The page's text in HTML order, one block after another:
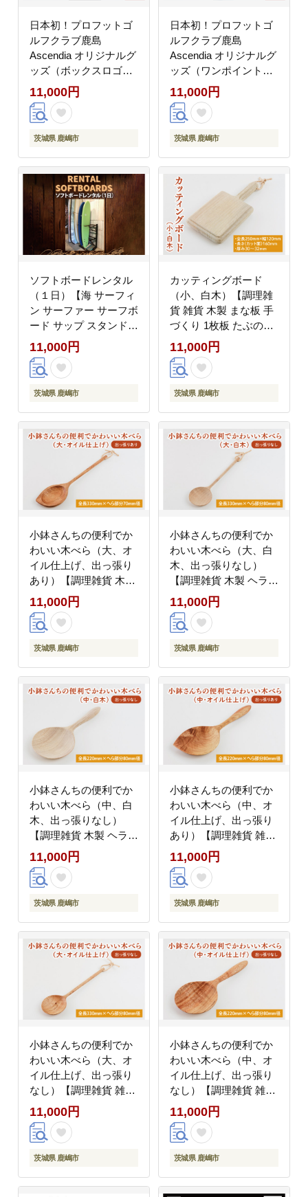
日本初！プロフットゴ
ルフクラブ鹿島
Ascendia オリジナルグ
ッズ（ボックスロゴT
シャツ）【 スポーツ サ
ッカー ゴルフ ロゴＴシ
ャツ グッズ 茨城県 鹿
11,000円
茨城県 鹿嶋市
日本初！プロフットゴ
ルフクラブ鹿島
Ascendia オリジナルグ
ッズ（ワンポイントT
シャツ）【 スポーツ サ
ッカー ゴルフ Ｔシャツ
グッズ 茨城県 鹿嶋市】
11,000円
茨城県 鹿嶋市
ソフトボードレンタル
（１日）【海 サーフィ
ン サーファー サーフボ
ード サップ スタンドア
ップ・パドルボード ロ
ッカー 波乗り 預かり
20000円以内】（KDF-
11,000円
茨城県 鹿嶋市
カッティングボード
（小、白木）【調理雑
貨 雑貨 木製 まな板 手
づくり 1枚板 たぶの木
送料無料 10000円以内
アトリエ小鉢】（KAC-
12）
11,000円
茨城県 鹿嶋市
小鉢さんちの便利でか
わいい木べら（大、オ
イル仕上げ、出っ張り
あり）【調理雑貨 木製
ヘラ 手づくり カトラリ
ー キッチン キッチン用
品 調理器具 送料無料
嶋市】（KAC-7）
11,000円
茨城県 鹿嶋市
小鉢さんちの便利でか
わいい木べら（大、白
木、出っ張りなし）
【調理雑貨 木製 ヘラ
手づくり カトラリー キ
ッチン 送料無料 10000
円以内 茨城県 鹿嶋市】
11,000円
茨城県 鹿嶋市
小鉢さんちの便利でか
わいい木べら（中、白
木、出っ張りなし）
【調理雑貨 木製 ヘラ
手づくり カトラリー キ
ッチン 送料無料 10000
円以内 茨城県 鹿嶋市】
11,000円
茨城県 鹿嶋市
小鉢さんちの便利でか
わいい木べら（中、オ
イル仕上げ、出っ張り
あり）【調理雑貨 雑貨
木製 ヘラ 手づくり カ
トラリー キッチン 送料
無料 10000円以内 茨城
鉢】（KAC-8）
11,000円
茨城県 鹿嶋市
小鉢さんちの便利でか
わいい木べら（大、オ
イル仕上げ、出っ張り
なし）【調理雑貨 雑貨
木製 ヘラ 手づくり カ
トラリー キッチン 送料
無料 10000円以内 茨城
鉢】（KAC-9）
11,000円
茨城県 鹿嶋市
小鉢さんちの便利でか
わいい木べら（中、オ
イル仕上げ、出っ張り
なし）【調理雑貨 雑貨
木製 ヘラ 手づくり カ
トラリー キッチン 送料
無料 10000円以内 茨城
鉢】（KAC-10）
11,000円
茨城県 鹿嶋市